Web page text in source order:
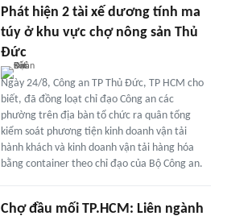
Phát hiện 2 tài xế dương tính ma
túy ở khu vực chợ nông sản Thủ
Đức
Ngày 24/8, Công an TP Thủ Đức, TP HCM cho
biết, đã đồng loạt chỉ đạo Công an các
phường trên địa bàn tổ chức ra quân tổng
kiểm soát phương tiện kinh doanh vận tải
hành khách và kinh doanh vận tải hàng hóa
bằng container theo chỉ đạo của Bộ Công an.
Chợ đầu mối TP.HCM: Liên ngành